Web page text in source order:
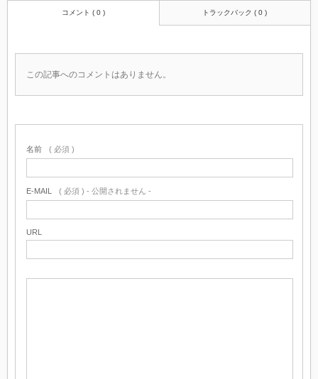
コメント ( 0 ) トラックバック ( 0 )
この記事へのコメントはありません。
名前 ( 必須 )
E-MAIL ( 必須 ) - 公開されません -
URL